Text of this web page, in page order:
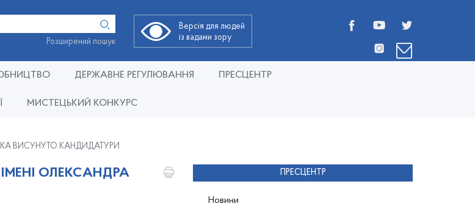
Розширений пошук
Версія для людей
із вадами зору
ДЕРЖАВНЕ РЕГУЛЮВАННЯ ПРЕСЦЕНТР
МИСТЕЦЬКИЙ КОНКУРС
ВИСУНУТО КАНДИДАТУРИ
ОЛЕКСАНДРА
ПРЕСЦЕНТР
Новини